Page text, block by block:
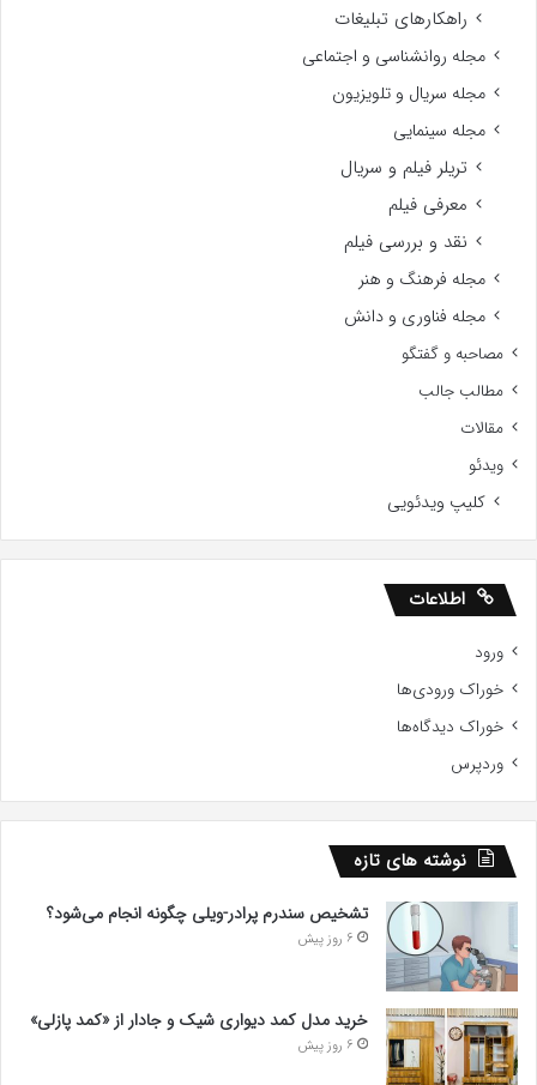
راهکارهای تبلیغات
مجله روانشناسی و اجتماعی
مجله سریال و تلویزیون
مجله سینمایی
تریلر فیلم و سریال
معرفی فیلم
نقد و بررسی فیلم
مجله فرهنگ و هنر
مجله فناوری و دانش
مصاحبه و گفتگو
مطالب جالب
مقالات
ویدئو
کلیپ ویدئویی
اطلاعات
ورود
خوراک ورودی‌ها
خوراک دیدگاه‌ها
وردپرس
نوشته های تازه
تشخیص سندرم پرادر-ویلی چگونه انجام می‌شود؟
6 روز پیش
خرید مدل کمد دیواری شیک و جادار از «کمد پازلی»
6 روز پیش